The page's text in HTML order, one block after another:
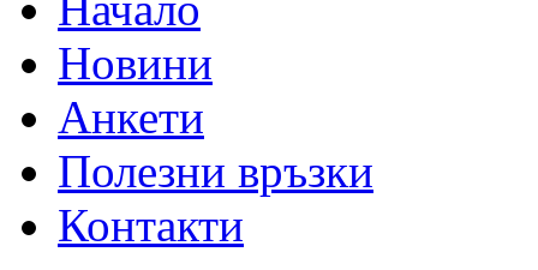
Новини
Анкети
Полезни връзки
Контакти